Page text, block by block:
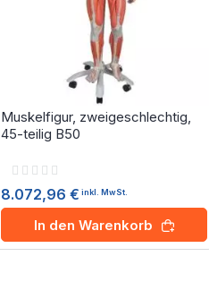
Muskelfigur, zweigeschlechtig,
45-teilig B50
Rating:
8.072,96 € inkl. MwSt.
In den Warenkorb